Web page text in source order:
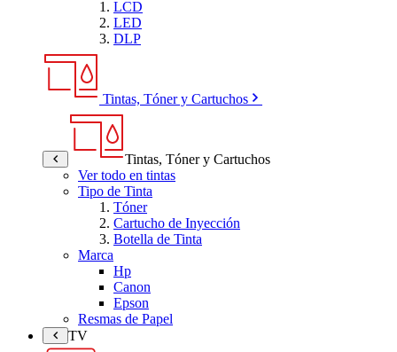
LCD
LED
DLP
Tintas, Tóner y Cartuchos
Tintas, Tóner y Cartuchos
Ver todo en tintas
Tipo de Tinta
Tóner
Cartucho de Inyección
Botella de Tinta
Marca
Hp
Canon
Epson
Resmas de Papel
TV